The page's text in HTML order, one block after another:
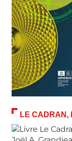
LE CADRAN,